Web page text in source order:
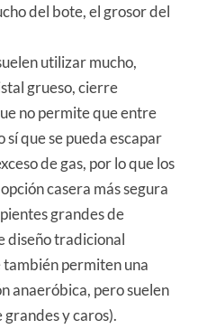
del bote, el grosor del
utilizar mucho,
grueso, cierre
no permite que entre
sí que se pueda escapar
de gas, por lo que los
casera más segura
grandes de
diseño tradicional
también permiten una
anaeróbica, pero suelen
y caros).